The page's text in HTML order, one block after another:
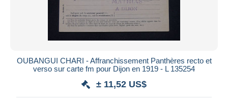
Visa
Mastercard
Maestro
OUBANGUI CHARI - Affranchissement Panthères recto et
verso sur carte fm pour Dijon en 1919 - L 135254
± 11,52 US$